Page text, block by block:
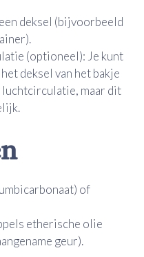
deksel (bijvoorbeeld
(optioneel): Je kunt
deksel van het bakje
maar dit
of
etherische olie
geur).